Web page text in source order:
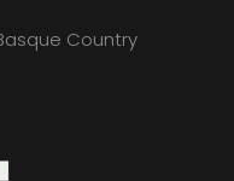
Country